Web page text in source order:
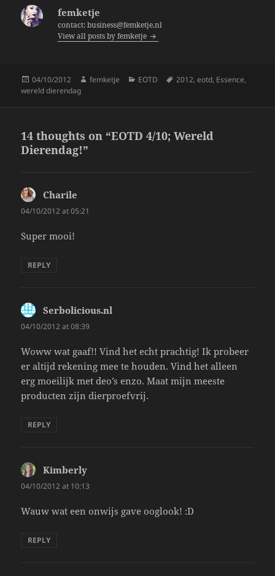
femketje
contact: business@femketje.nl
View all posts by femketje
Posted
on
04/10/2012 Author
femketje Categories
EOTD Tags
2012,eotd, Essence,
wereld dierendag
14 thoughts on “EOTD 4/10; Wereld
Dierendag!”
Charile
04/10/2012 at 05:21
Super mooi!
REPLY
Serbolicious.nl
04/10/2012 at 08:39
Woww wat gaaf!! Vind het echt prachtig! Ik probeer
er altijd rekening mee te houden. Vind het alleen
erg moeilijk met deo’s enzo. Maat mijn meeste
producten zijn dierproefvrij.
REPLY
Kimberly
04/10/2012 at 10:13
Wauw wat een onwijs gave ooglook! :D
REPLY